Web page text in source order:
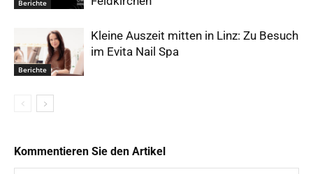
Berichte
Berichte
Kleine Auszeit mitten in Linz: Zu Besuch
im Evita Nail Spa
Kommentieren Sie den Artikel